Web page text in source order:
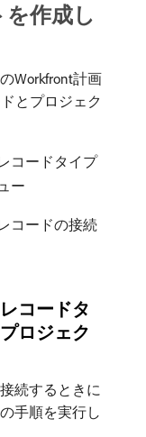
作成し
Workfront計画
とプロジェク
コードタイプ
ー
コードの接続
コードタ
ロジェク
続するときに
手順を実行し